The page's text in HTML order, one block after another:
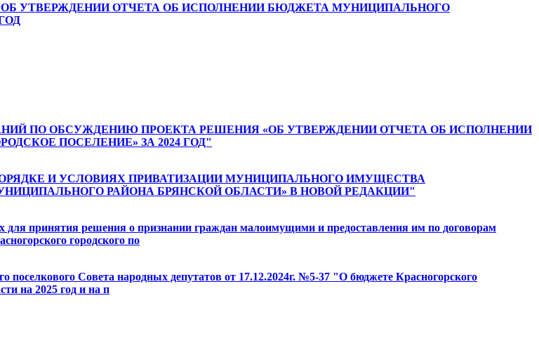
«ОБ УТВЕРЖДЕНИИ ОТЧЕТА ОБ ИСПОЛНЕНИИ БЮДЖЕТА МУНИЦИПАЛЬНОГО
ПО ОБСУЖДЕНИЮ ПРОЕКТА РЕШЕНИЯ «ОБ УТВЕРЖДЕНИИ ОТЧЕТА ОБ ИСПОЛНЕНИИ
ПОСЕЛЕНИЕ» ЗА 2024 ГОД"
ПОРЯДКЕ И УСЛОВИЯХ ПРИВАТИЗАЦИИ МУНИЦИПАЛЬНОГО ИМУЩЕСТВА
РАЙОНА БРЯНСКОЙ ОБЛАСТИ» В НОВОЙ РЕДАКЦИИ"
для принятия решения о признании граждан малоимущими и предоставления им по договорам
городского по
поселкового Совета народных депутатов от 17.12.2024г. №5-37 "О бюджете Красногорского
на 2025 год и на п